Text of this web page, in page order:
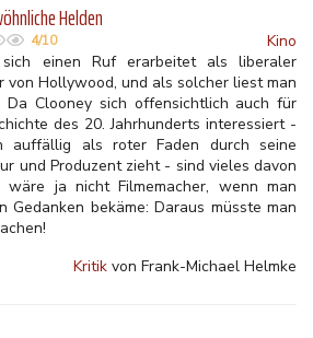
Helden
4/10
Kino
einen Ruf erarbeitet als liberaler
Hollywood, und als solcher liest man
Da Clooney sich offensichtlich auch für
des 20. Jahrhunderts interessiert -
auffällig als roter Faden durch seine
und Produzent zieht - sind vieles davon
wäre ja nicht Filmemacher, wenn man
Gedanken bekäme: Daraus müsste man
Kritik von Frank-Michael Helmke